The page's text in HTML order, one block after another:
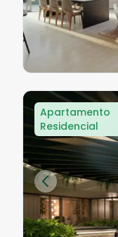
Apartamento
Residencial